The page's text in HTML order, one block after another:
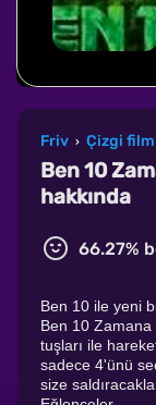
Friv › Çizgi film
Ben 10
hakkında
66.27%
Ben 10 ile yeni
Ben 10 Zamana
tuşları ile
sadece 4'ünü
size